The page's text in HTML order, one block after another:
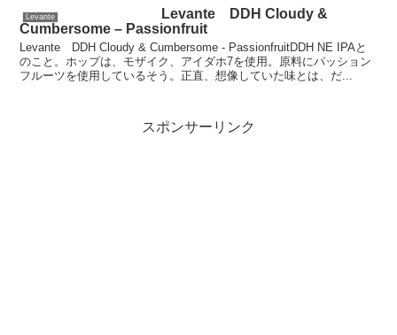
Levante
Levante DDH Cloudy &
Cumbersome – Passionfruit
Levante DDH Cloudy & Cumbersome - PassionfruitDDH NE IPAと
のこと。ホップは、モザイク、アイダホ7を使用。原料にパッション
フルーツを使用しているそう。正直、想像していた味とは、だ...
スポンサーリンク